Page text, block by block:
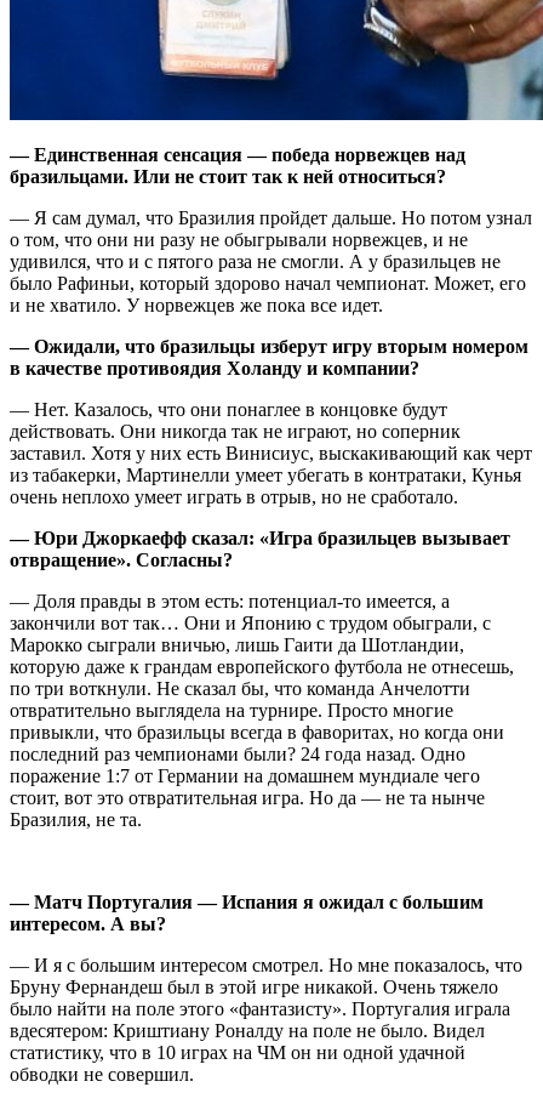
— Единственная сенсация — победа норвежцев над
бразильцами. Или не стоит так к ней относиться?
— Я сам думал, что Бразилия пройдет дальше. Но потом узнал
о том, что они ни разу не обыгрывали норвежцев, и не
удивился, что и с пятого раза не смогли. А у бразильцев не
было Рафиньи, который здорово начал чемпионат. Может, его
и не хватило. У норвежцев же пока все идет.
— Ожидали, что бразильцы изберут игру вторым номером
в качестве противоядия Холанду и компании?
— Нет. Казалось, что они понаглее в концовке будут
действовать. Они никогда так не играют, но соперник
заставил. Хотя у них есть Винисиус, выскакивающий как черт
из табакерки, Мартинелли умеет убегать в контратаки, Кунья
очень неплохо умеет играть в отрыв, но не сработало.
— Юри Джоркаефф сказал: «Игра бразильцев вызывает
отвращение». Согласны?
— Доля правды в этом есть: потенциал-то имеется, а
закончили вот так… Они и Японию с трудом обыграли, с
Марокко сыграли вничью, лишь Гаити да Шотландии,
которую даже к грандам европейского футбола не отнесешь,
по три воткнули. Не сказал бы, что команда Анчелотти
отвратительно выглядела на турнире. Просто многие
привыкли, что бразильцы всегда в фаворитах, но когда они
последний раз чемпионами были? 24 года назад. Одно
поражение 1:7 от Германии на домашнем мундиале чего
стоит, вот это отвратительная игра. Но да — не та нынче
Бразилия, не та.
— Матч Португалия — Испания я ожидал с большим
интересом. А вы?
— И я с большим интересом смотрел. Но мне показалось, что
Бруну Фернандеш был в этой игре никакой. Очень тяжело
было найти на поле этого «фантазисту». Португалия играла
вдесятером: Криштиану Роналду на поле не было. Видел
статистику, что в 10 играх на ЧМ он ни одной удачной
обводки не совершил.